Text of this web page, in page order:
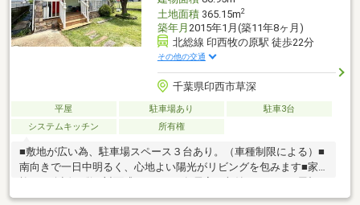
土地面積365.15m2
築年月 2015年1月(築11年8ヶ月)
北総線 印西牧の原駅 徒歩22分
その他の交通
千葉県印西市草深
平屋 駐車場あり
駐車3台
システムキッチン
所有権
■敷地が広い為、駐車場スペース３台あり。（車種制限による）■
南向きで一日中明るく、心地よい陽光がリビングを包みます■家
裏収納があり、荷物が多い方も安心■追い焚き機能が付いたユニ